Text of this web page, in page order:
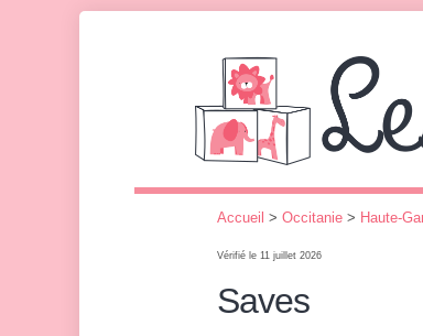
Accueil > Occitanie > Haute-
Vérifié le 11 juillet 2026
Saves